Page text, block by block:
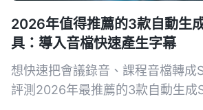
2026年值得推薦的3款自動生
具：導入音檔快速產生字幕
想快速把會議錄音、課程音檔轉成
評測2026年最推薦的3款自動生成